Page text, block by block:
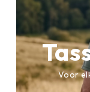
Voor